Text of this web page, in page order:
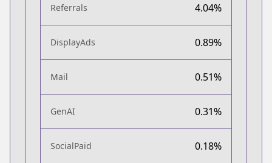
Referrals 4.04%
DisplayAds 0.89%
Mail 0.51%
GenAI 0.31%
SocialPaid 0.18%